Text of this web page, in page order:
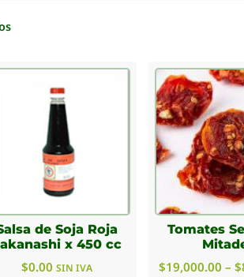
de Soja Roja
x 450 cc
$0.00 SIN IVA
Tomates
$19,000.00 – $